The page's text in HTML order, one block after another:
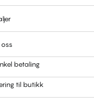
betaling
til butikk